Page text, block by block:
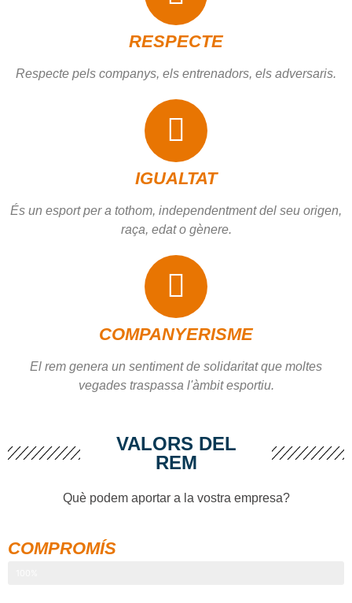
RESPECTE
Respecte pels companys, els entrenadors, els adversaris.
IGUALTAT
És un esport per a tothom, independentment del seu origen,
raça, edat o gènere.
COMPANYERISME
El rem genera un sentiment de solidaritat que moltes
vegades traspassa l'àmbit esportiu.
VALORS DEL
REM
Què podem aportar a la vostra empresa?
COMPROMÍS